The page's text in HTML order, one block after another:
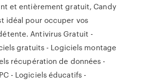
et entièrement gratuit, Candy
idéal pour occuper vos
Antivirus Gratuit -
gratuits - Logiciels montage
récupération de données -
- Logiciels éducatifs -